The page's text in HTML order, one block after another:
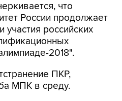
что
России продолжает
участия российских
2018".
ПКР,
МПК в среду.